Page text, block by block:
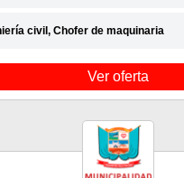
civil, Chofer de maquinaria
Ver oferta